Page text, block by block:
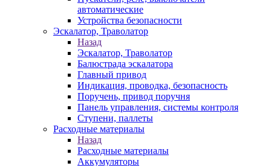
автоматические
Устройства безопасности
Эскалатор, Траволатор
Назад
Эскалатор, Траволатор
Балюстрада эскалатора
Главный привод
Индикация, проводка, безопасность
Поручень, привод поручня
Панель управления, системы контроля
Ступени, паллеты
Расходные материалы
Назад
Расходные материалы
Аккумуляторы